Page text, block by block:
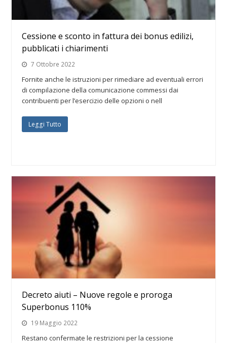
Cessione e sconto in fattura dei bonus edilizi,
pubblicati i chiarimenti
7 Ottobre 2022
Fornite anche le istruzioni per rimediare ad eventuali errori
di compilazione della comunicazione commessi dai
contribuenti per l’esercizio delle opzioni o nell
Leggi Tutto
Decreto aiuti – Nuove regole e proroga
Superbonus 110%
19 Maggio 2022
Restano confermate le restrizioni per la cessione